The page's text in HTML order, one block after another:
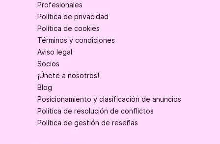
Profesionales
Política de privacidad
Política de cookies
Términos y condiciones
Aviso legal
Socios
¡Únete a nosotros!
Blog
Posicionamiento y clasificación de anuncios
Política de resolución de conflictos
Política de gestión de reseñas